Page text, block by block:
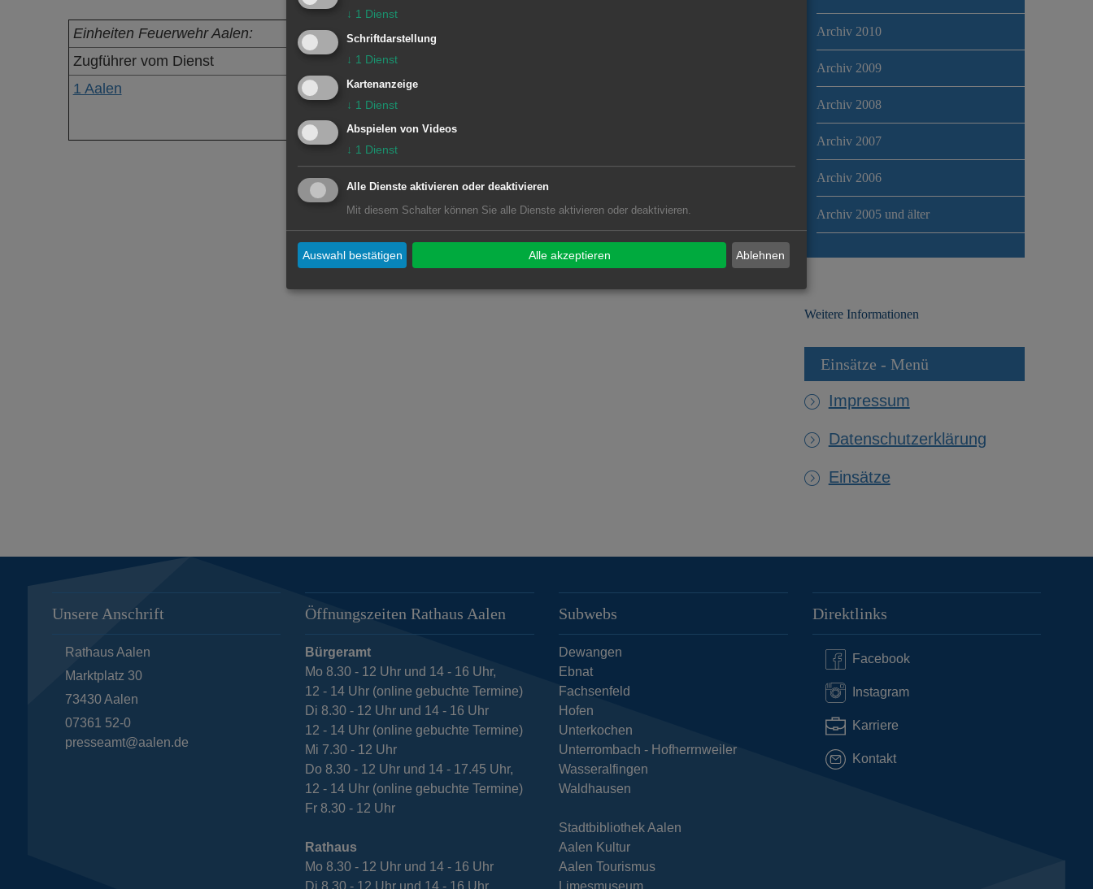
Einheiten Feuerwehr Aalen:
Zugführer vom Dienst
1 Aalen
Archiv 2010
Archiv 2009
Archiv 2008
Archiv 2007
Archiv 2006
Archiv 2005 und älter
Weitere Informationen
Einsätze - Menü
Impressum
Datenschutzerklärung
Einsätze
Unsere Anschrift
Rathaus Aalen
Marktplatz 30
73430 Aalen
07361 52-0
presseamt@aalen.de
Öffnungszeiten Rathaus Aalen
Bürgeramt
Mo 8.30 - 12 Uhr und 14 - 16 Uhr,
12 - 14 Uhr (online gebuchte Termine)
Di 8.30 - 12 Uhr und 14 - 16 Uhr
12 - 14 Uhr (online gebuchte Termine)
Mi 7.30 - 12 Uhr
Do 8.30 - 12 Uhr und 14 - 17.45 Uhr,
12 - 14 Uhr (online gebuchte Termine)
Fr 8.30 - 12 Uhr
Rathaus
Mo 8.30 - 12 Uhr und 14 - 16 Uhr
Di 8.30 - 12 Uhr und 14 - 16 Uhr
Subwebs
Dewangen
Ebnat
Fachsenfeld
Hofen
Unterkochen
Unterrombach - Hofherrnweiler
Wasseralfingen
Waldhausen
Stadtbibliothek Aalen
Aalen Kultur
Aalen Tourismus
Limesmuseum
Direktlinks
Facebook
Instagram
Karriere
Kontakt
↓ 1 Dienst
Schriftdarstellung
↓ 1 Dienst
Kartenanzeige
↓ 1 Dienst
Abspielen von Videos
↓ 1 Dienst
Alle Dienste aktivieren oder deaktivieren
Mit diesem Schalter können Sie alle Dienste aktivieren oder deaktivieren.
Ablehnen
Auswahl bestätigen Alle akzeptieren